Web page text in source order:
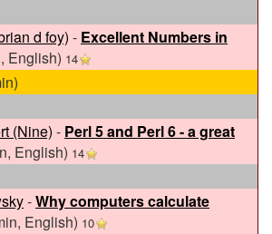
d foy‎) - ‎Excellent Numbers in
English) 14
(‎Nine‎) - ‎Perl 5 and Perl 6 - a great
English) 14
-‎Why computers calculate
English) 10